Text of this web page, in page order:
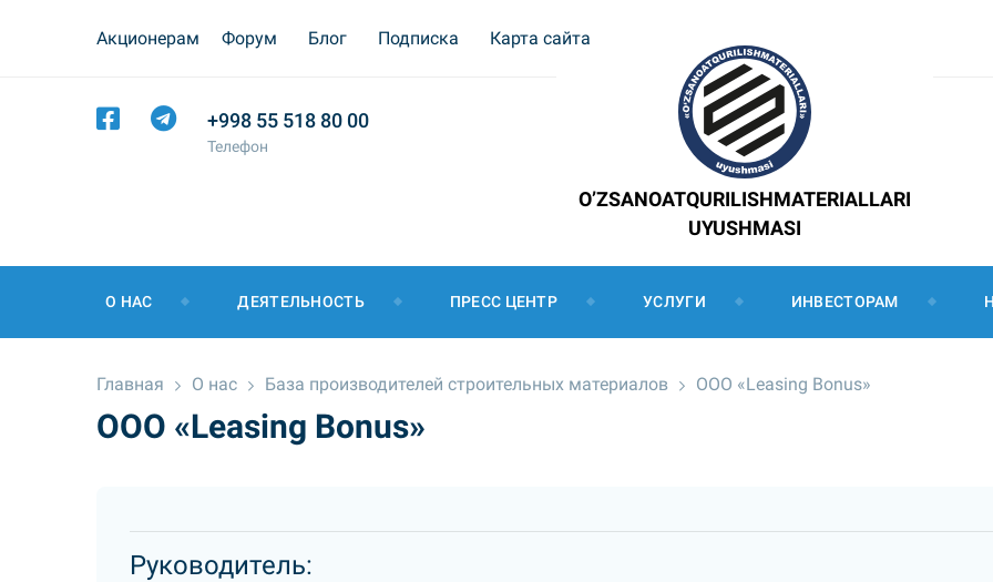
Акционерам Форум Блог Подписка Карта сайта
+998 55 518 80 00
Телефон
O’ZSANOATQURILISHMATERIALLARI
UYUSHMASI
О НАС ДЕЯТЕЛЬНОСТЬ ПРЕСС ЦЕНТР УСЛУГИ ИНВЕСТОРАМ
Главная О нас База производителей строительных материалов ООО «Leasing Bonus»
ООО «Leasing Bonus»
Руководитель: